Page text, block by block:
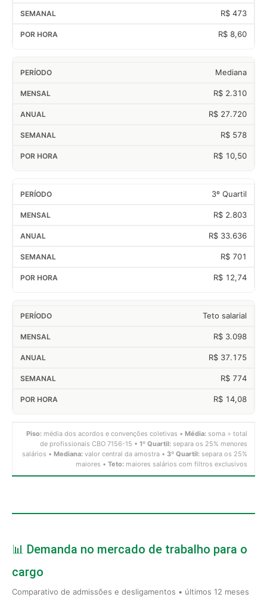
R$ 473
R$ 8,60
Mediana
R$ 2.310
R$ 27.720
R$ 578
R$ 10,50
3º Quartil
R$ 2.803
R$ 33.636
R$ 701
R$ 12,74
Teto salarial
R$ 3.098
R$ 37.175
R$ 774
R$ 14,08
Piso: média dos acordos e convenções coletivas • Média: soma ÷ total
de profissionais CBO 7156-15 • 1º Quartil: separa os 25% menores
salários • Mediana: valor central da amostra • 3º Quartil: separa os 25%
maiores • Teto: maiores salários com filtros exclusivos
📊 Demanda no mercado de trabalho para o
cargo
Comparativo de admissões e desligamentos • últimos 12 meses